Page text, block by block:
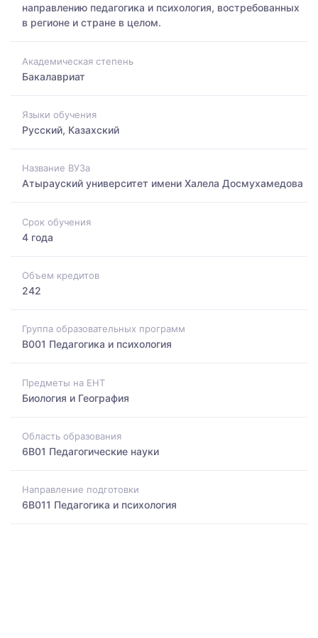
направлению педагогика и психология, востребованных
в регионе и стране в целом.
Академическая степень
Бакалавриат
Языки обучения
Русский, Казахский
Название ВУЗа
Атырауский университет имени Халела Досмухамедова
Срок обучения
4 года
Объем кредитов
242
Группа образовательных программ
B001 Педагогика и психология
Предметы на ЕНТ
Биология и География
Область образования
6B01 Педагогические науки
Направление подготовки
6B011 Педагогика и психология